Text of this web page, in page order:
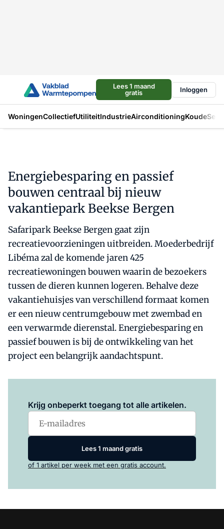
Lees 1 maand
gratis
Inloggen
WoningenCollectiefUtiliteitIndustrieAirconditioningKoude
Energiebesparing en passief
bouwen centraal bij nieuw
vakantiepark Beekse Bergen
Safaripark Beekse Bergen gaat zijn
recreatievoorzieningen uitbreiden. Moederbedrijf
Libéma zal de komende jaren 425
recreatiewoningen bouwen waarin de bezoekers
tussen de dieren kunnen logeren. Behalve deze
vakantiehuisjes van verschillend formaat komen
er een nieuw centrumgebouw met zwembad en
een verwarmde dierenstal. Energiebesparing en
passief bouwen is bij de ontwikkeling van het
project een belangrijk aandachtspunt.
Krijg onbeperkt toegang tot alle artikelen.
Lees 1 maand gratis
of 1 artikel per week met een gratis account.